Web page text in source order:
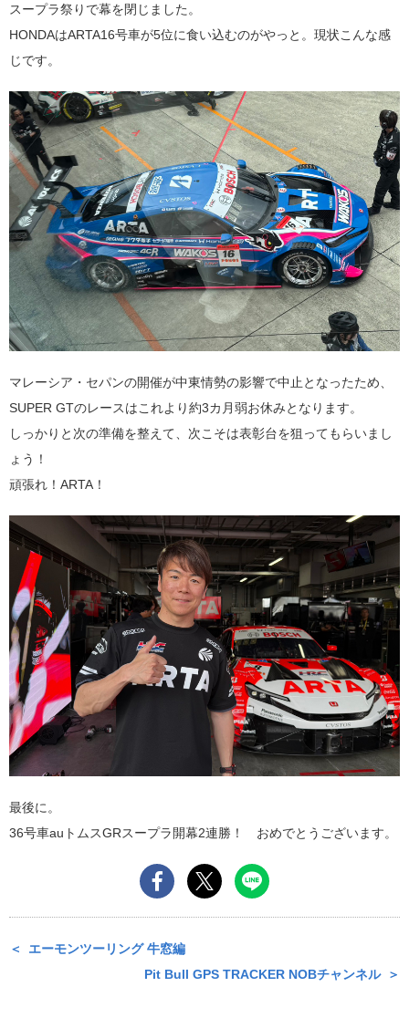
スープラ祭りで幕を閉じました。
HONDAはARTA16号車が5位に食い込むのがやっと。現状こんな感
じです。
マレーシア・セパンの開催が中東情勢の影響で中止となったため、
SUPER GTのレースはこれより約3カ月弱お休みとなります。
しっかりと次の準備を整えて、次こそは表彰台を狙ってもらいまし
ょう！
頑張れ！ARTA！
最後に。
36号車auトムスGRスープラ開幕2連勝！ おめでとうございます。
エーモンツーリング 牛窓編
Pit Bull GPS TRACKER NOBチャンネル